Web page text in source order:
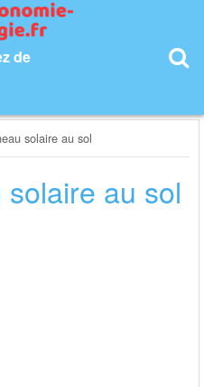
de
solaire au sol
au sol